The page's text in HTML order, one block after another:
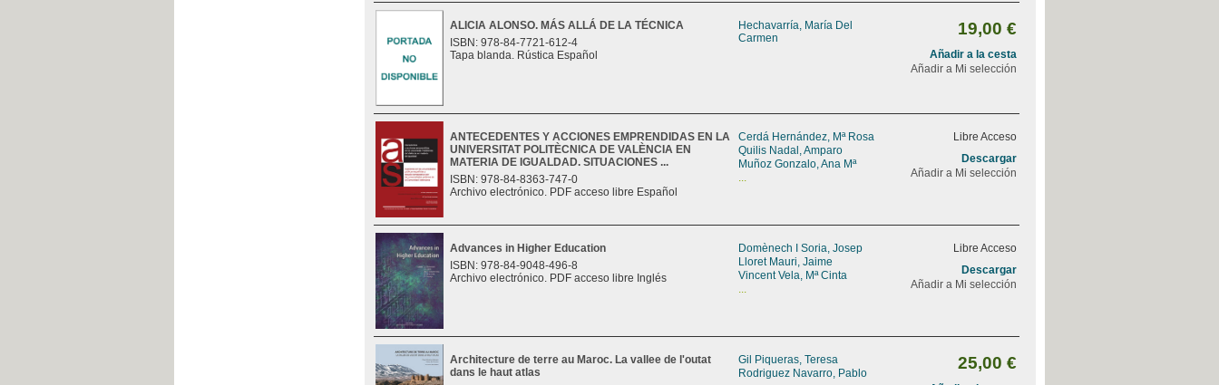
ALICIA ALONSO. MÁS ALLÁ DE LA TÉCNICA
ISBN: 978-84-7721-612-4
Tapa blanda. Rústica Español
Hechavarría, María Del
Carmen
19,00 €
Añadir a la cesta
Añadir a Mi selección
ANTECEDENTES Y ACCIONES EMPRENDIDAS EN LA
UNIVERSITAT POLITÈCNICA DE VALÈNCIA EN
MATERIA DE IGUALDAD. SITUACIONES ...
ISBN: 978-84-8363-747-0
Archivo electrónico. PDF acceso libre Español
Cerdá Hernández, Mª Rosa
Quilis Nadal, Amparo
Muñoz Gonzalo, Ana Mª
...
Libre Acceso
Descargar
Añadir a Mi selección
Advances in Higher Education
ISBN: 978-84-9048-496-8
Archivo electrónico. PDF acceso libre Inglés
Domènech I Soria, Josep
Lloret Mauri, Jaime
Vincent Vela, Mª Cinta
...
Libre Acceso
Descargar
Añadir a Mi selección
Architecture de terre au Maroc. La vallee de l'outat
dans le haut atlas
Gil Piqueras, Teresa
Rodriguez Navarro, Pablo
25,00 €